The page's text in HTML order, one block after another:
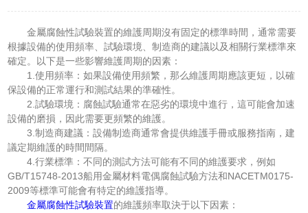
金屬腐蝕性試驗裝置的維護周期沒有固定的標準時間，通常需要
根據設備的使用頻率、試驗環境、制造商的建議以及相關行業標準來
確定。以下是一些影響維護周期的因素：
1.使用頻率：如果設備使用頻繁，那么維護周期應該更短，以確
保設備的正常運行和測試結果的準確性。
2.試驗環境：腐蝕試驗通常在惡劣的環境中進行，這可能會加速
設備的磨損，因此需要更頻繁的維護。
3.制造商建議：設備制造商通常會提供維護手冊或服務指南，建
議定期維護的時間間隔。
4.行業標準：不同的測試方法可能有不同的維護要求，例如
GB/T15748-2013船用金屬材料電偶腐蝕試驗方法和NACETM0175-
2009等標準可能會有特定的維護指導。
金屬腐蝕性試驗裝置的維護頻率取決于以下因素：